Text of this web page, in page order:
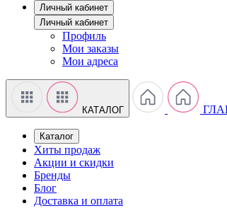
Личный кабинет
Личный кабинет
Профиль
Мои заказы
Мои адреса
КАТАЛОГ
Каталог
Хиты продаж
Акции и скидки
Бренды
Блог
Доставка и оплата